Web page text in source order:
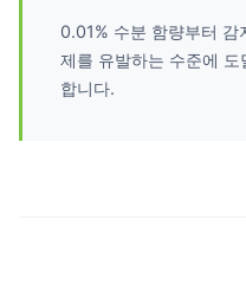
0.01% 수분 함량부터 감
제를 유발하는 수준에
합니다.